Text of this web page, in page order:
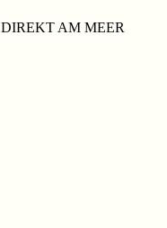
DIREKT AM MEER